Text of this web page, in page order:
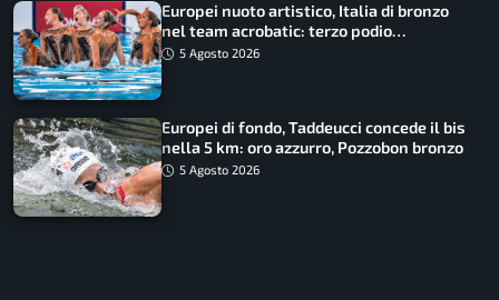
Europei nuoto artistico, Italia di bronzo
nel team acrobatic: terzo podio
consecutivo
5 Agosto 2026
Europei di fondo, Taddeucci concede il bis
nella 5 km: oro azzurro, Pozzobon bronzo
5 Agosto 2026